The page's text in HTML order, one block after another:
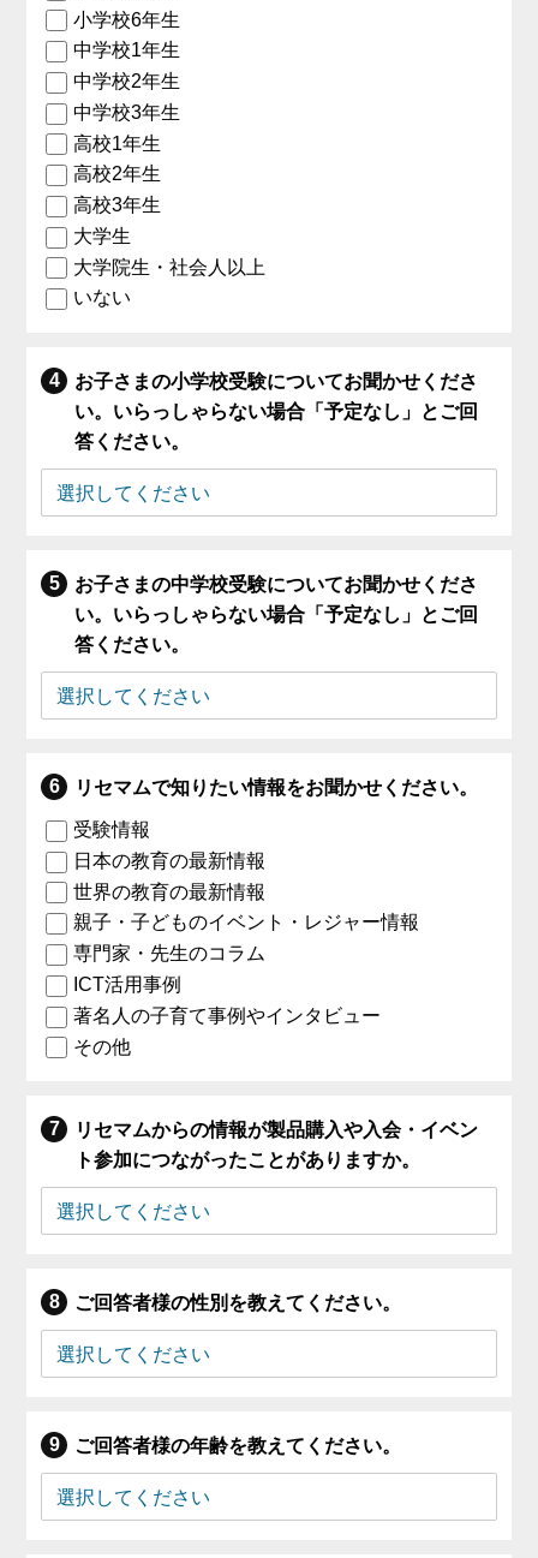
小学校6年生
中学校1年生
中学校2年生
中学校3年生
高校1年生
高校2年生
高校3年生
大学生
大学院生・社会人以上
いない
お子さまの小学校受験についてお聞かせくださ
い。いらっしゃらない場合「予定なし」とご回
答ください。
お子さまの中学校受験についてお聞かせくださ
い。いらっしゃらない場合「予定なし」とご回
答ください。
リセマムで知りたい情報をお聞かせください。
受験情報
日本の教育の最新情報
世界の教育の最新情報
親子・子どものイベント・レジャー情報
専門家・先生のコラム
ICT活用事例
著名人の子育て事例やインタビュー
その他
リセマムからの情報が製品購入や入会・イベン
ト参加につながったことがありますか。
ご回答者様の性別を教えてください。
ご回答者様の年齢を教えてください。